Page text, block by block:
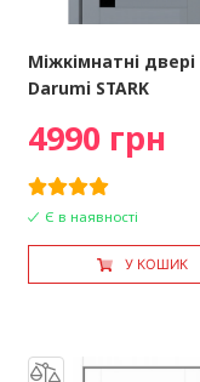
Міжкімнатні двері
Darumi STARK
4990 грн
Є в наявності
У КОШИК